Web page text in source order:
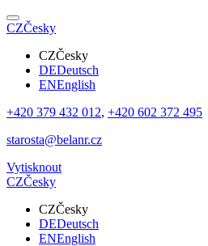
CZČesky
CZČesky
DEDeutsch
ENEnglish
+420 379 432 012, +420 602 372 495
starosta@belanr.cz
Vytisknout
CZČesky
CZČesky
DEDeutsch
ENEnglish